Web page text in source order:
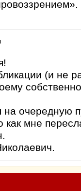
(и не
на очередную
как мне